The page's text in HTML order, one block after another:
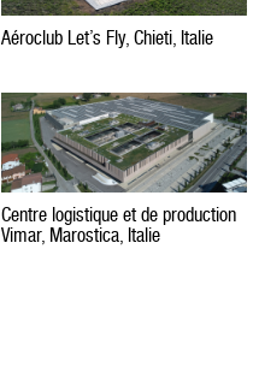
Aéroclub Let’s Fly, Chieti, Italie
Centre logistique et de production
Vimar, Marostica, Italie